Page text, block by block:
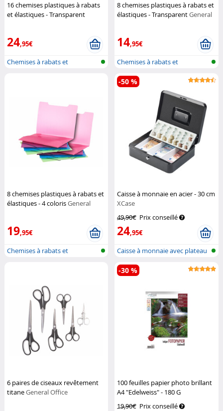
16 chemises plastiques à rabats
et élastiques - Transparent
24,95€
Chemises à rabats et
8 chemises plastiques à rabats et
élastiques - TransparentGeneral
14,95€
Chemises à rabats et
élastiques
8 chemises plastiques à rabats et
élastiques - 4 colorisGeneral
19,95€
Chemises à rabats et
Caisse à monnaie en acier - 30 cm
XCase
49,90€ Prix conseillé
24,95€
-50 %
Caisse à monnaie avec plateau
de co...
6 paires de ciseaux revêtement
titaneGeneral Office
100 feuilles papier photo brillant
A4 "Edelweiss" - 180 G
Schwarzwald Mülhe
19,90€ Prix conseillé
-30 %